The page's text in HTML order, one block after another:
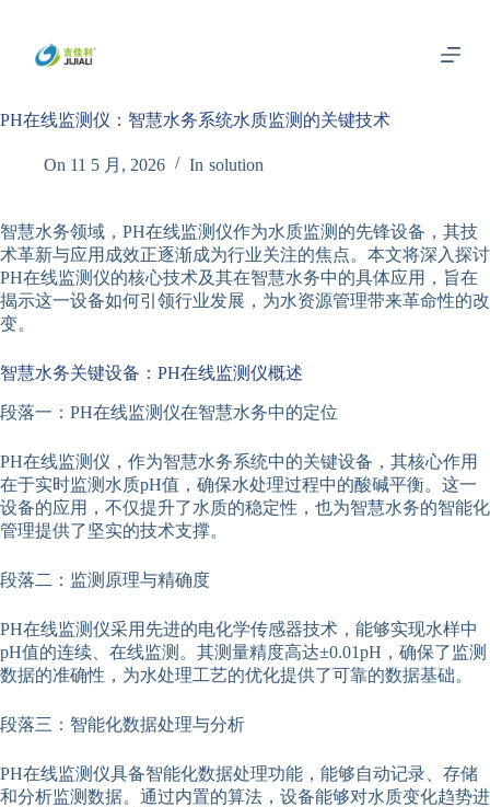
内
PH在线监测仪：智慧水务系统水质监测的关键技术
On 11 5 月, 2026 In solution
智慧水务领域，PH在线监测仪作为水质监测的先锋设备，其技
术革新与应用成效正逐渐成为行业关注的焦点。本文将深入探讨
PH在线监测仪的核心技术及其在智慧水务中的具体应用，旨在
揭示这一设备如何引领行业发展，为水资源管理带来革命性的改
变。
智慧水务关键设备：PH在线监测仪概述
段落一：PH在线监测仪在智慧水务中的定位
PH在线监测仪，作为智慧水务系统中的关键设备，其核心作用
在于实时监测水质pH值，确保水处理过程中的酸碱平衡。这一
设备的应用，不仅提升了水质的稳定性，也为智慧水务的智能化
管理提供了坚实的技术支撑。
段落二：监测原理与精确度
PH在线监测仪采用先进的电化学传感器技术，能够实现水样中
pH值的连续、在线监测。其测量精度高达±0.01pH，确保了监测
数据的准确性，为水处理工艺的优化提供了可靠的数据基础。
段落三：智能化数据处理与分析
PH在线监测仪具备智能化数据处理功能，能够自动记录、存储
和分析监测数据。通过内置的算法，设备能够对水质变化趋势进